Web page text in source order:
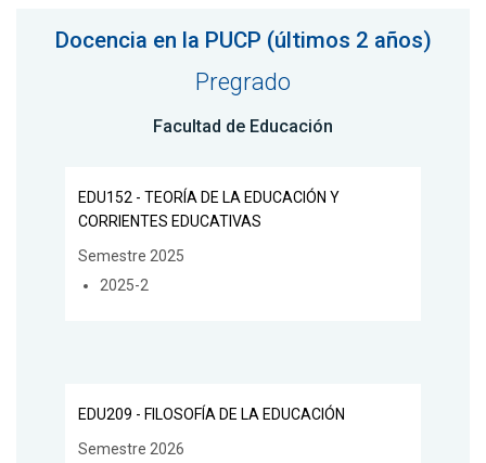
Docencia en la PUCP (últimos 2 años)
Pregrado
Facultad de Educación
EDU152 - TEORÍA DE LA EDUCACIÓN Y
CORRIENTES EDUCATIVAS
Semestre 2025
2025-2
EDU209 - FILOSOFÍA DE LA EDUCACIÓN
Semestre 2026